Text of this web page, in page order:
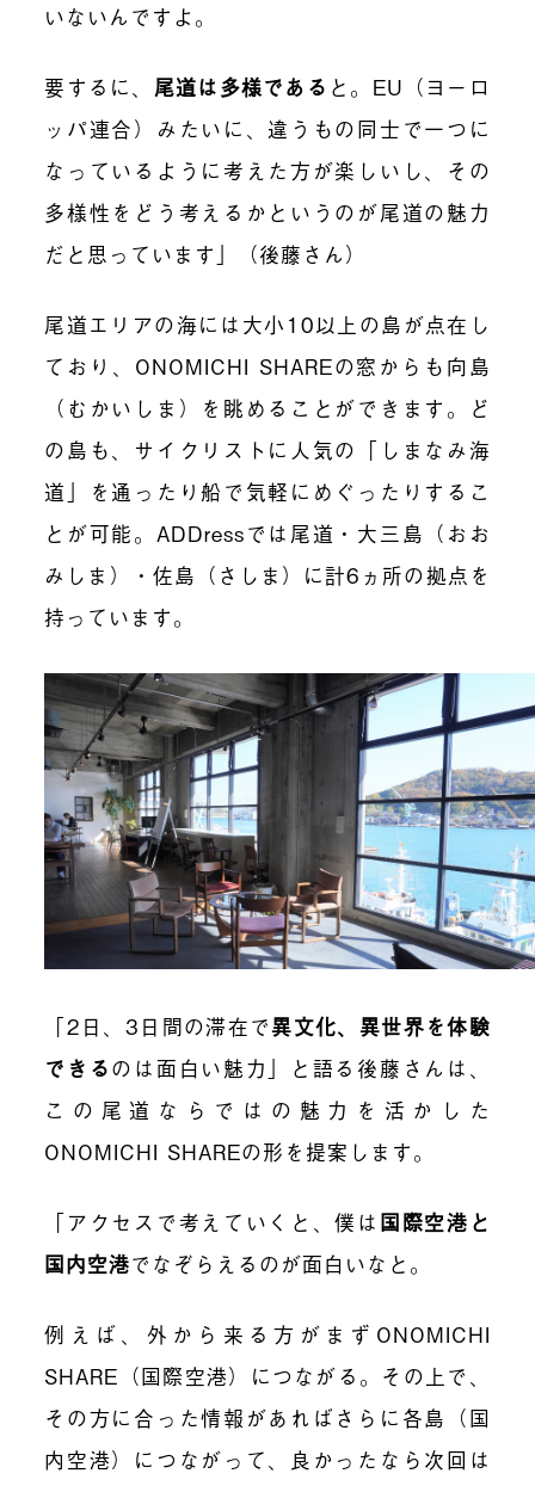
いないんですよ。
要するに、 尾道は多様である と。EU（ヨーロ
ッパ連合）みたいに、違うもの同士で一つに
なっているように考えた方が楽しいし、その
多様性をどう考えるかというのが尾道の魅力
だと思っています」（後藤さん）
尾道エリアの海には大小10以上の島が点在し
ており、ONOMICHI SHAREの窓からも向島
（むかいしま）を眺めることができます。ど
の島も、サイクリストに人気の「しまなみ海
道」を通ったり船で気軽にめぐったりするこ
とが可能。ADDressでは尾道・大三島（おお
みしま）・佐島（さしま）に計6ヵ所の拠点を
持っています。
「2日、3日間の滞在で異文化、異世界を体験
できるのは面白い魅力」と語る後藤さんは、
この尾道ならではの魅力を活かした
ONOMICHI SHAREの形を提案します。
「アクセスで考えていくと、僕は 国際空港と
国内空港でなぞらえるのが面白いなと。
例えば、外から来る方がまずONOMICHI
SHARE（国際空港）につながる。その上で、
その方に合った情報があればさらに各島（国
内空港）につながって、良かったなら次回は